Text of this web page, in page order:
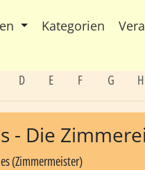
Kategorien
D E F G H
- Die Zimmerei
(Zimmermeister)